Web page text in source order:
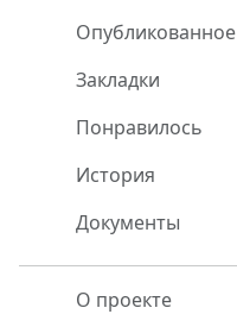
Опубликованное
Закладки
Понравилось
История
Документы
О проекте